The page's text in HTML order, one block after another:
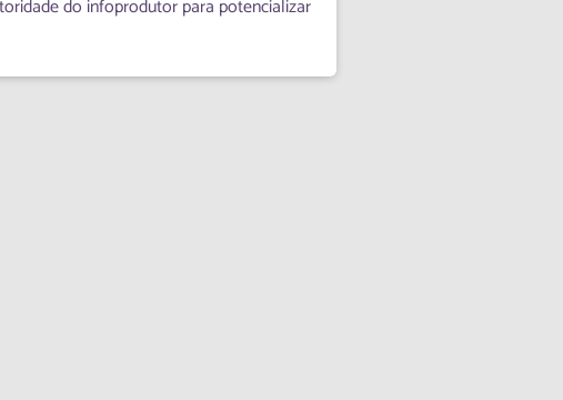
do infoprodutor para potencializar